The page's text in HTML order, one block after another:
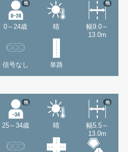
0～24歳
他
晴
幅9.0～
13.0m
他
信号なし 単路
25～34歳
他
晴
幅5.5～
13.0m
他